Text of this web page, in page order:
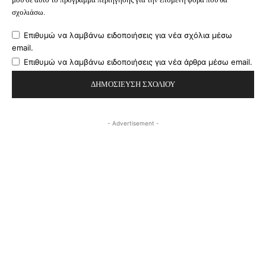
σχολιάσω.
Επιθυμώ να λαμβάνω ειδοποιήσεις για νέα σχόλια μέσω
email.
Επιθυμώ να λαμβάνω ειδοποιήσεις για νέα άρθρα μέσω email.
- Advertisement -